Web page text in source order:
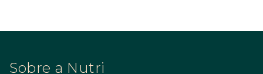
Sobre a Nutri